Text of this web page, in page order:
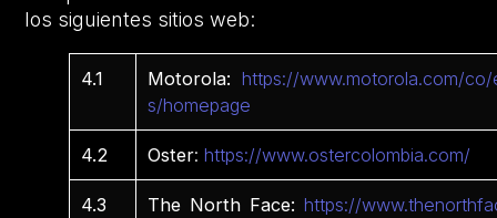
los siguientes sitios web:
4.1 Motorola: https://www.motorola.com/
s/homepage
4.2 Oster:https://www.ostercolombia.com/
4.3 The North Face: https://